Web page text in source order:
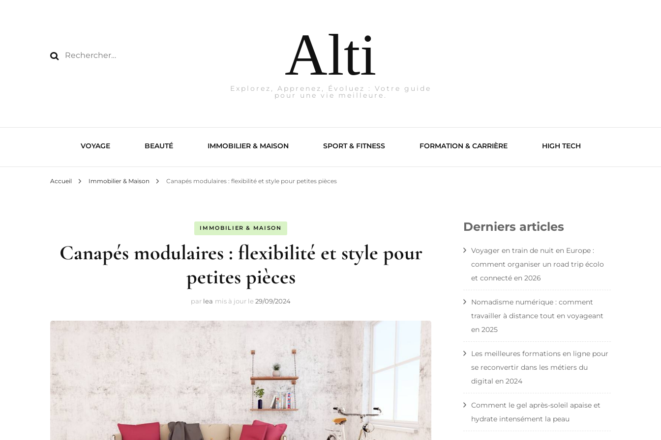
Rechercher : Alti
Explorez, Apprenez, Évoluez : Votre guide
pour une vie meilleure.
VOYAGE BEAUTÉ IMMOBILIER & MAISON SPORT & FITNESS FORMATION & CARRIÈRE HIGH TECH
Accueil Immobilier & Maison Canapés modulaires : flexibilité et style pour petites pièces
IMMOBILIER & MAISON
Canapés modulaires : flexibilité et style pour
petites pièces
par lea mis à jour le 29/09/2024
Derniers articles
Voyager en train de nuit en Europe :
comment organiser un road trip écolo
et connecté en 2026
Nomadisme numérique : comment
travailler à distance tout en voyageant
en 2025
Les meilleures formations en ligne pour
se reconvertir dans les métiers du
digital en 2024
Comment le gel après-soleil apaise et
hydrate intensément la peau